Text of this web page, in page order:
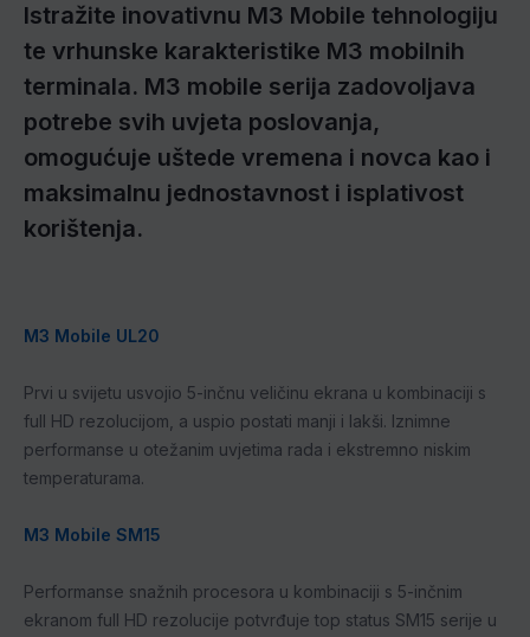
Istražite inovativnu M3 Mobile tehnologiju
te vrhunske karakteristike M3 mobilnih
terminala. M3 mobile serija zadovoljava
potrebe svih uvjeta poslovanja,
omogućuje uštede vremena i novca kao i
maksimalnu jednostavnost i isplativost
korištenja.
M3 Mobile UL20
Prvi u svijetu usvojio 5-inčnu veličinu ekrana u kombinaciji s
full HD rezolucijom, a uspio postati manji i lakši. Iznimne
performanse u otežanim uvjetima rada i ekstremno niskim
temperaturama.
M3 Mobile SM15
Performanse snažnih procesora u kombinaciji s 5-inčnim
ekranom full HD rezolucije potvrđuje top status SM15 serije u